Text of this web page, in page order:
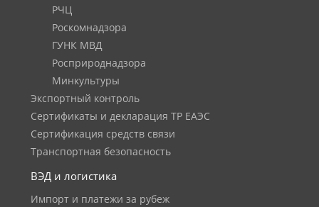
РЧЦ
Роскомнадзора
ГУНК МВД
Росприроднадзора
Минкультуры
Экспортный контроль
Сертификаты и декларация ТР ЕАЭС
Сертификация средств связи
Транспортная безопасность
ВЭД и логистика
Импорт и платежи за рубеж